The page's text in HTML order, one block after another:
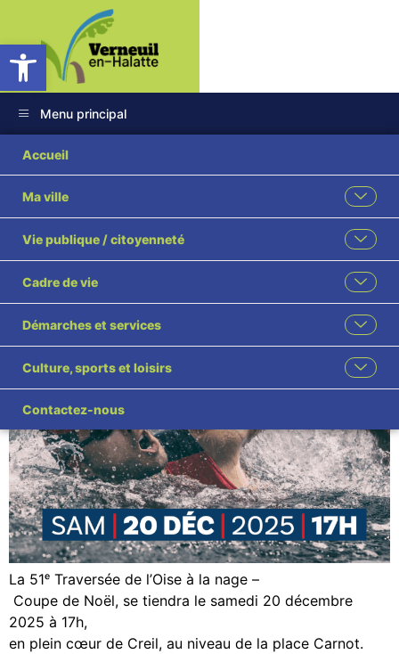
Ouvrir la barre d’outils
Menu principal
Accueil
Ma ville
Vie publique / citoyenneté
Cadre de vie
Démarches et services
Culture, sports et loisirs
Contactez-nous
Catégorie :
Evènement sportif
TRAVERSÉE DE L’OISE
La 51ᵉ Traversée de l’Oise à la nage –
Coupe de Noël, se tiendra le samedi 20 décembre
2025 à 17h,
en plein cœur de Creil, au niveau de la place Carnot.